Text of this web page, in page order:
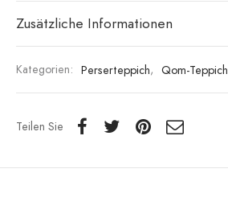
Zusätzliche Informationen
Kategorien: Perserteppich, Qom-Teppich
Teilen Sie